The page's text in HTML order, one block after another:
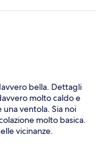
bella. Dettagli
molto caldo e
ventola. Sia noi
molto basica.
vicinanze.
Bellissimo